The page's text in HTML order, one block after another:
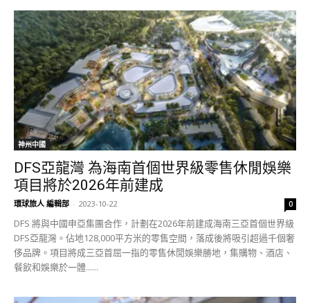
神州中國
DFS亞龍灣 為海南首個世界級零售休閒娛樂
項目將於2026年前建成
環球旅人 編輯部 - 2023-10-22 0
DFS 將與中國申亞集團合作，計劃在2026年前建成海南三亞首個世界級
DFS亞龍灣。佔地128,000平方米的零售空間，落成後將吸引超過千個奢
侈品牌。項目將成三亞首屈一指的零售休閒娛樂勝地，集購物、酒店、
餐飲和娛樂於一體......